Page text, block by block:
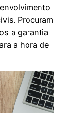
Procuram
a garantia
a hora de